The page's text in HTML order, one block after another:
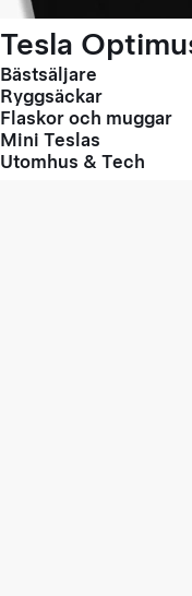
Tesla
Bästsäljare
Ryggsäckar
Flaskor och muggar
Mini Teslas
Utomhus & Tech